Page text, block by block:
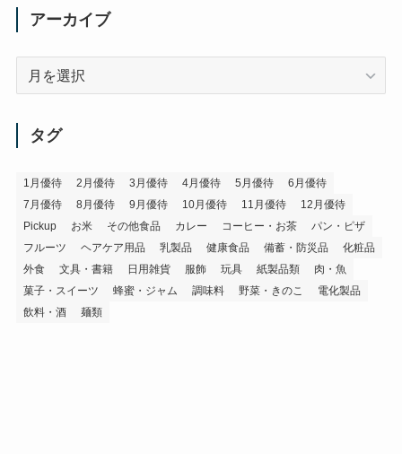
アーカイブ
タグ
1月優待 2月優待 3月優待 4月優待 5月優待
6月優待
7月優待
8月優待 9月優待 10月優待 11月優待
12月優待
Pickup
お米 その他食品 カレー コーヒー・お茶
パン・ピザ
フルーツ
ヘアケア用品 乳製品 健康食品 備蓄・防災品
化粧品
外食
文具・書籍 日用雑貨 服飾 玩具 紙製品類
肉・魚
菓子・スイーツ
蜂蜜・ジャム 調味料 野菜・きのこ
電化製品
飲料・酒
麺類